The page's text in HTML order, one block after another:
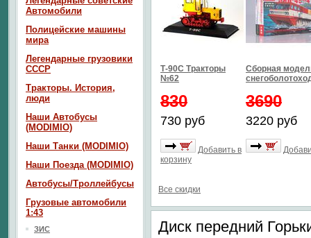
Т-90С Тракторы
№62
830
730 руб
Добавить в
корзину
Сборная
3690
3220 руб
Все скидки
Диск передний
Автомобили
Полицейские машины
мира
Легендарные грузовики
СССР
Тракторы. История,
люди
Наши Автобусы
(MODIMIO)
Наши Танки (MODIMIO)
Наши Поезда (MODIMIO)
Автобусы/Троллейбусы
Грузовые автомобили
1:43
ЗИС